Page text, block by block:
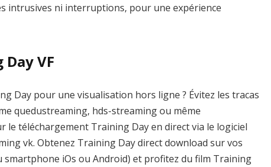
intrusives ni interruptions, pour une expérience
VF
Day pour une visualisation hors ligne ? Évitez les tracas
quedustreaming, hds-streaming ou même
le téléchargement Training Day en direct via le logiciel
vk. Obtenez Training Day direct download sur vos
iOs ou Android) et profitez du film Training